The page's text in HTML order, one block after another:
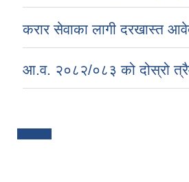
करार सेवाका लागी दरखास्त
आ.व. २०८२/०८३ को दोस्रो